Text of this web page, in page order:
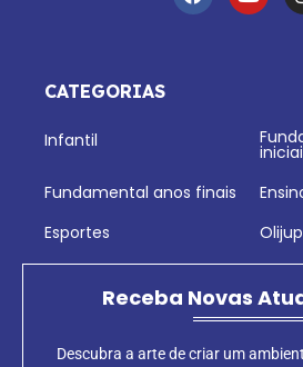
CATEGORIAS
Infantil
Fundamental anos finais
Esportes
Olijup
Receba Novas
Descubra a arte de criar um